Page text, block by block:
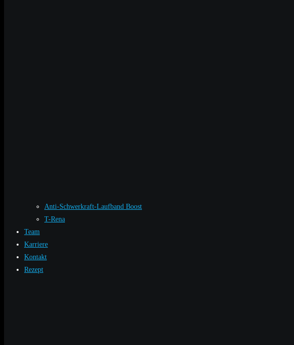
Anti-Schwerkraft-Laufband Boost
T-Rena
Team
Karriere
Kontakt
Rezept